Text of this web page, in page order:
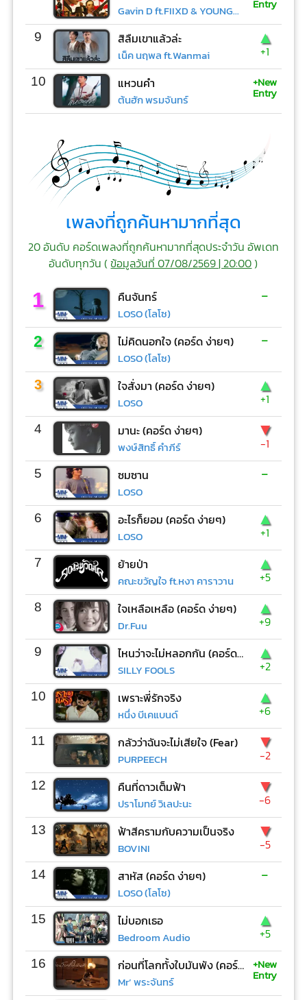
Gavin D ft.FIIXD & YOUNGOHM Entry
9 สิลืมเขาแล้วล่ะ
เน็ค นฤพล ft.Wanmai
▲
+1
10 แหวนคำ
ต้นฮัก พรมจันทร์
+New
Entry
เพลงที่ถูกค้นหามากที่สุด
20 อันดับ คอร์ดเพลงที่ถูกค้นหามากที่สุดประจำวัน อัพเดท
อันดับทุกวัน (ข้อมูลวันที่ 07/08/2569 | 20:00)
1 คืนจันทร์
LOSO (โลโซ)
-
2 ไม่คิดนอกใจ (คอร์ด ง่ายๆ)
LOSO (โลโซ)
-
3 ใจสั่งมา (คอร์ด ง่ายๆ)
LOSO
▲
+1
4 มานะ (คอร์ด ง่ายๆ)
พงษ์สิทธิ์ คำภีร์
▼
-1
5 ซมซาน
LOSO
-
6 อะไรก็ยอม (คอร์ด ง่ายๆ)
LOSO
▲
+1
7 ย้ายป่า
คณะขวัญใจ ft.หงา คาราวาน
▲
+5
8 ใจเหลือเหลือ (คอร์ด ง่ายๆ)
Dr.Fuu
▲
+9
9 ไหนว่าจะไม่หลอกกัน (คอร์ด ง่ายๆ)
SILLY FOOLS
▲
+2
10 เพราะพี่รักจริง
หนึ่ง บีเคแบนด์
▲
+6
11 กลัวว่าฉันจะไม่เสียใจ (Fear)
PURPEECH
▼
-2
12 คืนที่ดาวเต็มฟ้า
ปราโมทย์ วิเลปะนะ
▼
-6
13 ฟ้าสีครามกับความเป็นจริง
BOVINI
▼
-5
14 สาหัส (คอร์ด ง่ายๆ)
LOSO (โลโซ)
-
15 ไม่บอกเธอ
Bedroom Audio
▲
+5
16 ก่อนที่โลกทั้งใบมันพัง (คอร์ด ง่ายๆ)
Mr’ พระจันทร์
+New
Entry